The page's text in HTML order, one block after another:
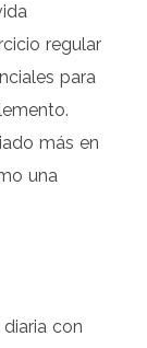
regular
para
más en
una
con